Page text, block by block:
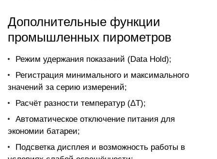
Дополнительные функции
промышленных пирометров
Режим удержания показаний (Data Hold);
Регистрация минимального и максимального
значений за серию измерений;
Расчёт разности температур (ΔT);
Автоматическое отключение питания для
экономии батареи;
Подсветка дисплея и возможность работы в